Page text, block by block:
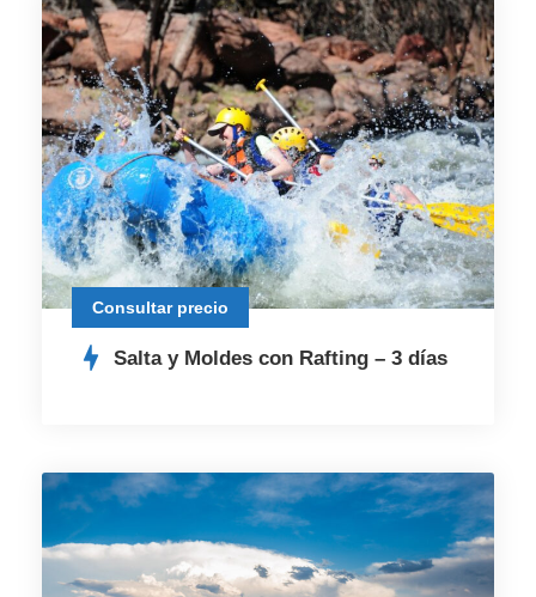
Consultar precio
Salta y Moldes con Rafting – 3 días